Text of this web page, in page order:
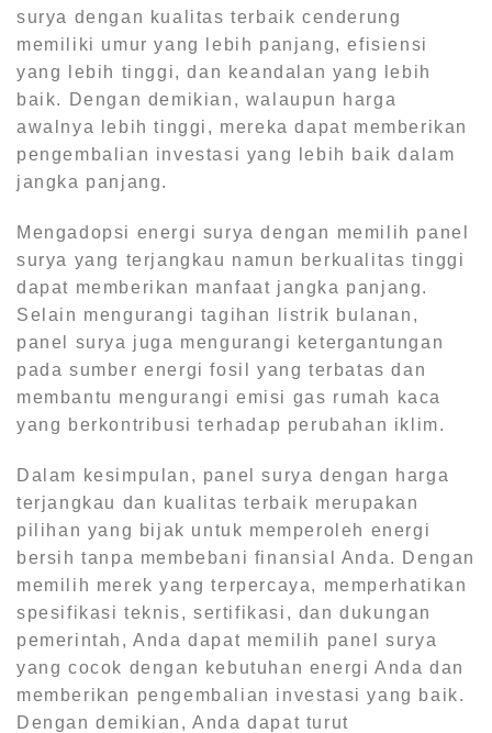
surya dengan kualitas terbaik cenderung
memiliki umur yang lebih panjang, efisiensi
yang lebih tinggi, dan keandalan yang lebih
baik. Dengan demikian, walaupun harga
awalnya lebih tinggi, mereka dapat memberikan
pengembalian investasi yang lebih baik dalam
jangka panjang.
Mengadopsi energi surya dengan memilih panel
surya yang terjangkau namun berkualitas tinggi
dapat memberikan manfaat jangka panjang.
Selain mengurangi tagihan listrik bulanan,
panel surya juga mengurangi ketergantungan
pada sumber energi fosil yang terbatas dan
membantu mengurangi emisi gas rumah kaca
yang berkontribusi terhadap perubahan iklim.
Dalam kesimpulan, panel surya dengan harga
terjangkau dan kualitas terbaik merupakan
pilihan yang bijak untuk memperoleh energi
bersih tanpa membebani finansial Anda. Dengan
memilih merek yang terpercaya, memperhatikan
spesifikasi teknis, sertifikasi, dan dukungan
pemerintah, Anda dapat memilih panel surya
yang cocok dengan kebutuhan energi Anda dan
memberikan pengembalian investasi yang baik.
Dengan demikian, Anda dapat turut